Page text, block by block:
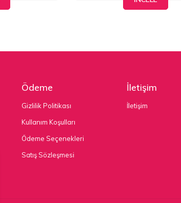
Ödeme
Gizlilik Politikası
Kullanım Koşulları
Ödeme Seçenekleri
Satış Sözleşmesi
İletişim
İletişim